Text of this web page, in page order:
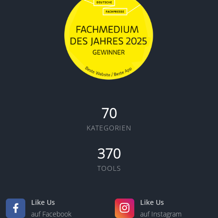
70
KATEGORIEN
370
TOOLS
Like Us
auf Facebook
Like Us
auf Instagram